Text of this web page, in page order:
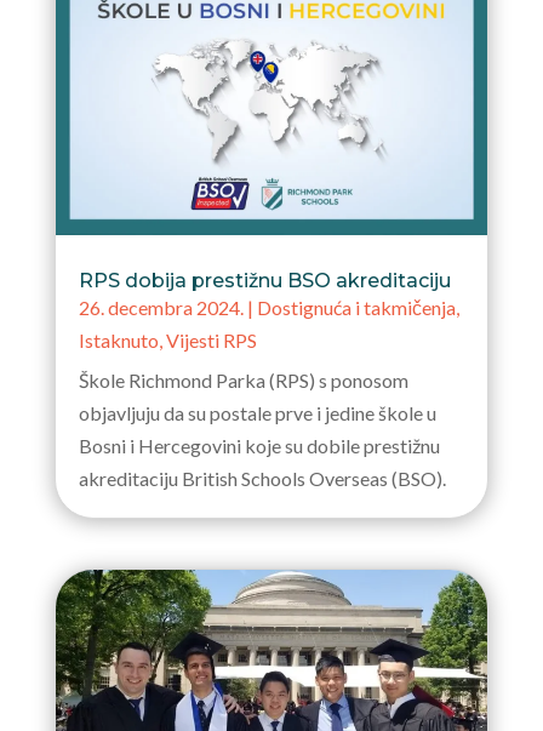
RPS dobija prestižnu BSO akreditaciju
26. decembra 2024. | Dostignuća i takmičenja,
Istaknuto Vijesti RPS
Škole Richmond Parka (RPS) s ponosom
objavljuju da su postale prve i jedine škole u
Bosni i Hercegovini koje su dobile prestižnu
akreditaciju British Schools Overseas (BSO).